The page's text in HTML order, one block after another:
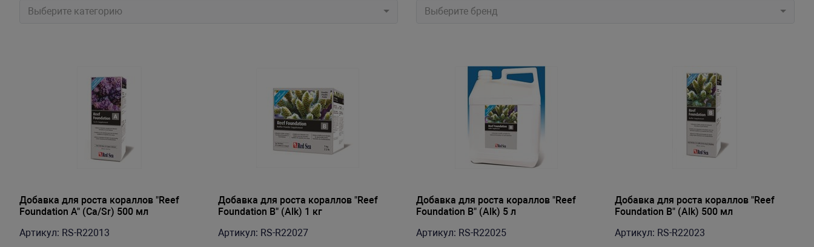
Выберите категорию
Выберите бренд
Добавка для роста кораллов "Reef
Foundation A" (Ca/Sr) 500 мл
Артикул: RS-R22013
Добавка для роста кораллов "Reef
Foundation B" (Alk) 1 кг
Артикул: RS-R22027
Добавка для роста кораллов "Reef
Foundation B" (Alk) 5 л
Артикул: RS-R22025
Добавка для роста кораллов "Reef
Foundation B" (Alk) 500 мл
Артикул: RS-R22023